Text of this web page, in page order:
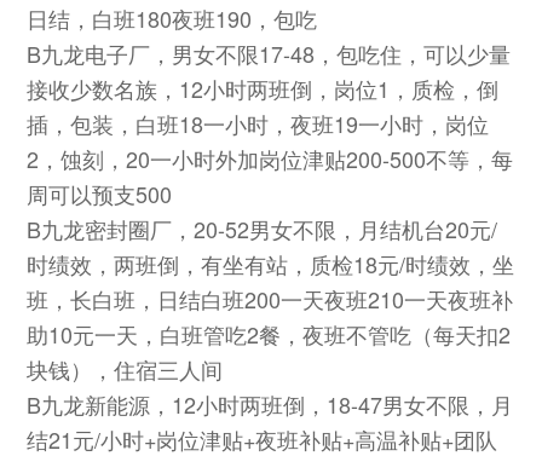
日结，白班180夜班190，包吃
B九龙电子厂，男女不限17-48，包吃住，可以少量
接收少数名族，12小时两班倒，岗位1，质检，倒
插，包装，白班18一小时，夜班19一小时，岗位
2，蚀刻，20一小时外加岗位津贴200-500不等，每
周可以预支500
B九龙密封圈厂，20-52男女不限，月结机台20元/
时绩效，两班倒，有坐有站，质检18元/时绩效，坐
班，长白班，日结白班200一天夜班210一天夜班补
助10元一天，白班管吃2餐，夜班不管吃（每天扣2
块钱），住宿三人间
B九龙新能源，12小时两班倒，18-47男女不限，月
结21元/小时+岗位津贴+夜班补贴+高温补贴+团队